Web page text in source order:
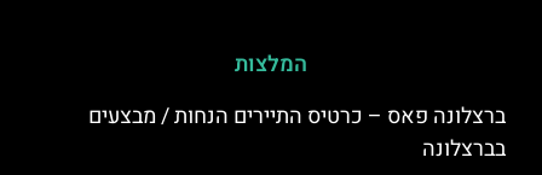
המלצות
ברצלונה פאס – כרטיס התיירים הנחות / מבצעים
בברצלונה